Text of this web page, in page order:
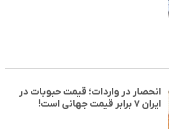
انحصار در واردات؛ قیمت حبوبات در
ایران ۷ برابر قیمت جهانی است!